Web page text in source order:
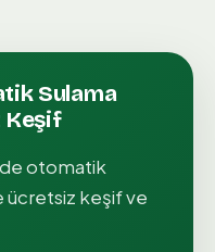
Sulama
Keşif
otomatik
ücretsiz keşif ve